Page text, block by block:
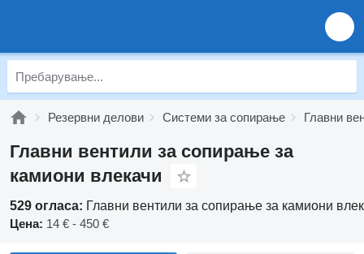
Резервни делови Системи за сопирање Главни
Главни вентили за сопирање за
камиони влекачи
529 огласа: Главни вентили за сопирање за камиони
Цена: 14 € - 450 €